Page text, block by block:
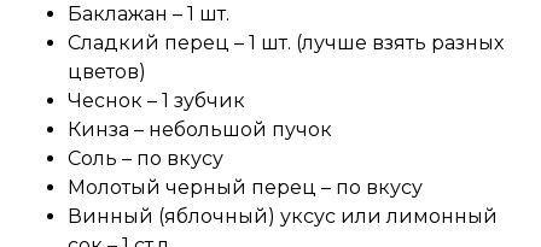
Баклажан – 1 шт.
Сладкий перец – 1 шт. (лучше взять разных
цветов)
Чеснок – 1 зубчик
Кинза – небольшой пучок
Соль – по вкусу
Молотый черный перец – по вкусу
Винный (яблочный) уксус или лимонный